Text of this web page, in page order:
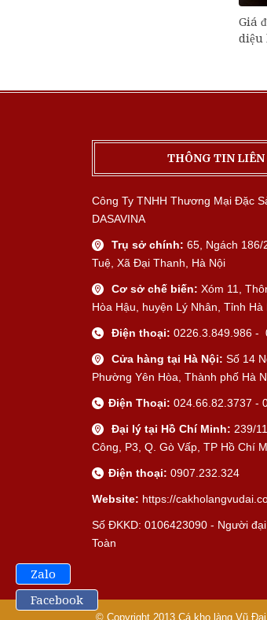
Giá
diệu
THÔNG TIN LIÊN
Công Ty TNHH Thương Mại Đặc
DASAVINA
Trụ sở chính: 65, Ngách 186/
Tuệ, Xã Đại Thanh, Hà Nội
Cơ sở chế biến: Xóm 11,
Hòa Hậu, huyện Lý Nhân, Tỉnh Hà
Điện thoại: 0226.3.849.986 -
Cửa hàng tại Hà Nội: Số 14
Phường Yên Hòa, Thành phố Hà
Điện Thoại: 024.66.82.3737 -
Đại lý tại Hồ Chí Minh: 239/
Công, P3, Q. Gò Vấp, TP Hồ Chí
Điện thoại: 0907.232.324
Website: https://
Số ĐKKD: 0106423090 - Người
Toàn
© Copyright 2013 Cá kho làng Vũ Đại
Zalo
Facebook